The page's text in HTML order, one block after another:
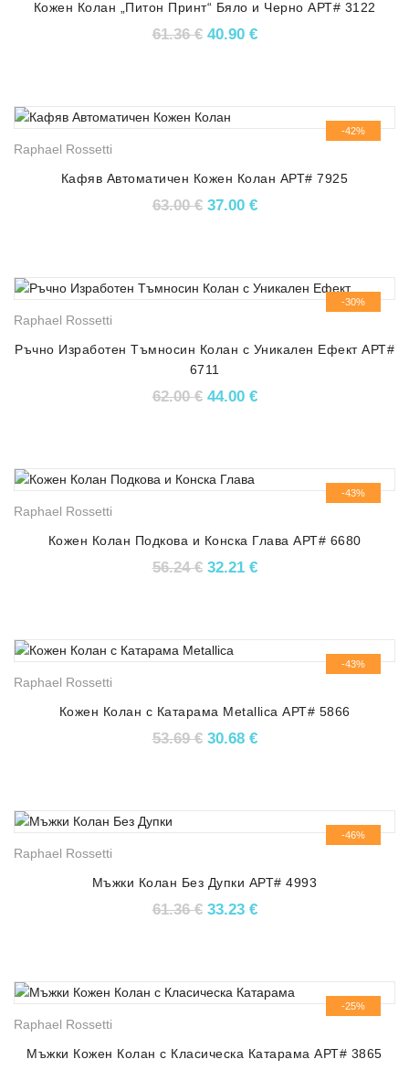
Кожен Колан „Питон Принт“ Бяло и Чернo АРТ# 3122
61.36€ Original price was: 61.36 €.
40.90 €Текущата цена е:
-42%
Raphael Rossetti
Кафяв Автоматичен Кожен Колан АРТ# 7925
63.00€ Original price was: 63.00 €.
37.00 €Текущата цена е:
-30%
Raphael Rossetti
Ръчно Изработен Тъмносин Колан с Уникален Ефект АРТ#
6711
62.00€ Original price was: 62.00 €.
44.00 €Текущата цена е:
-43%
Raphael Rossetti
Кожен Колан Подкова и Конска Глава АРТ# 6680
56.24€ Original price was: 56.24 €.
32.21 €Текущата цена е:
-43%
Raphael Rossetti
Кожен Колан с Катарама Metallica АРТ# 5866
53.69€ Original price was: 53.69 €.
30.68 €Текущата цена е:
-46%
Raphael Rossetti
Мъжки Колан Без Дупки АРТ# 4993
61.36€ Original price was: 61.36 €.
33.23 €Текущата цена е:
-25%
Raphael Rossetti
Мъжки Кожен Колан с Класическа Катарама АРТ# 3865